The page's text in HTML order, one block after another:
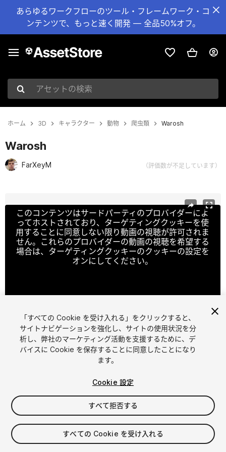
あらゆるワークフローのツール・フレームワーク・コ
ンテンツで、もっと速く開発 — 全品50%オフ。
アセットの検索
ホーム 3D キャラクター 動物 爬虫類 Warosh
Warosh
FarXeyM （評価数が不足しています）
このコンテンツはサードパーティのプロバイダーによ
ってホストされており、ターゲティングクッキーを使
用することに同意しない限り動画の視聴が許可されま
せん。これらのプロバイダーの動画の視聴を希望する
場合は、ターゲティングクッキーのクッキーの設定を
オンにしてください。
1/ 22
$24.99
消費税は決済時に計算されます
「すべての Cookie を受け入れる」をクリックすると、
サイトナビゲーションを強化し、サイトの使用状況を分
析し、弊社のマーケティング活動を支援するために、デ
バイスに Cookie を保存することに同意したことになり
ます。
Cookie 設定
すべて拒否する
すべての Cookie を受け入れる